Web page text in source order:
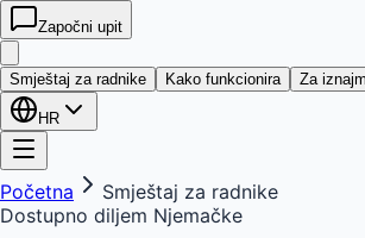
Započni upit
kwatera24
Smještaj za radnike Kako funkcionira Za
HR
Početna
Smještaj za radnike
Dostupno diljem Njemačke